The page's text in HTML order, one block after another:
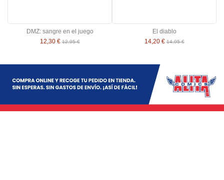
DMZ: sangre en el juego
12,30 €12,95 €
El diablo
14,20 €14,95 €
Fecha publicación